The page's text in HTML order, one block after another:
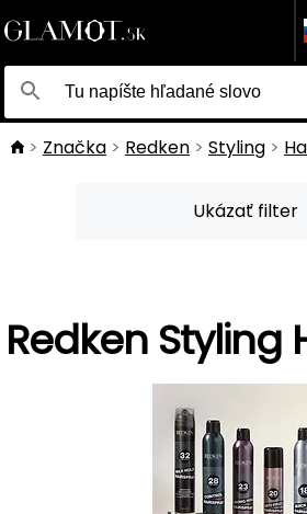
Značka Redken Styling
Ukázať filter
Redken Styling